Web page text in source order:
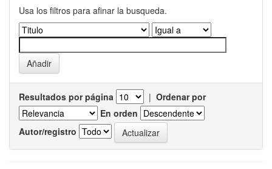
Usa los filtros para afinar la busqueda.
Resultados por página | Ordenar por
En orden
Autor/registro